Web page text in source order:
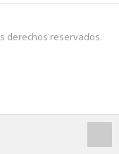
derechos reservados.